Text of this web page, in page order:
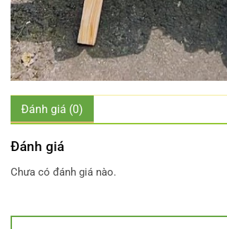
Đánh giá (0)
Đánh giá
Chưa có đánh giá nào.